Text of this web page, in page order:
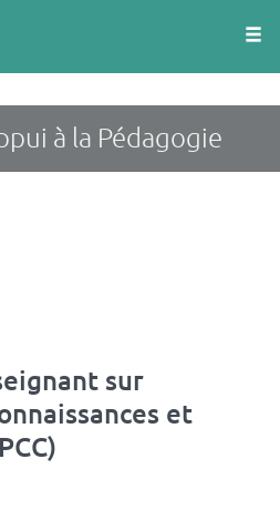
à la Pédagogie
sur
et